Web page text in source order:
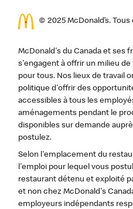
© 2025 McDonald’s.
McDonald's du Canada et ses
s'engagent à offrir un milieu
pour tous. Nos lieux de travail
politique d'offrir des
accessibles à tous les
aménagements pendant le
disponibles sur demande
postulez.
Selon l'emplacement du
l'emploi pour lequel vous
restaurant détenu et exploité
et non chez McDonald's
employeurs indépendants